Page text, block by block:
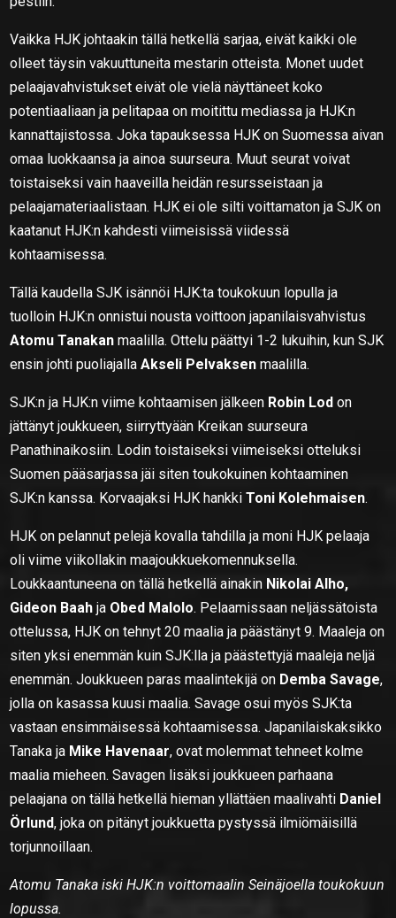
Vaikka HJK johtaakin tällä hetkellä sarjaa, eivät kaikki ole
olleet täysin vakuuttuneita mestarin otteista. Monet uudet
pelaajavahvistukset eivät ole vielä näyttäneet koko
potentiaaliaan ja pelitapaa on moitittu mediassa ja HJK:n
kannattajistossa. Joka tapauksessa HJK on Suomessa aivan
omaa luokkaansa ja ainoa suurseura. Muut seurat voivat
toistaiseksi vain haaveilla heidän resursseistaan ja
pelaajamateriaalistaan. HJK ei ole silti voittamaton ja SJK on
kaatanut HJK:n kahdesti viimeisissä viidessä
kohtaamisessa.
Tällä kaudella SJK isännöi HJK:ta toukokuun lopulla ja
tuolloin HJK:n onnistui nousta voittoon japanilaisvahvistus
Atomu Tanakan maalilla. Ottelu päättyi 1-2 lukuihin, kun SJK
ensin johti puoliajallaAkseli Pelvaksen maalilla.
SJK:n ja HJK:n viime kohtaamisen jälkeen Robin Lod on
jättänyt joukkueen, siirryttyään Kreikan suurseura
Panathinaikosiin. Lodin toistaiseksi viimeiseksi otteluksi
Suomen pääsarjassa jäi siten toukokuinen kohtaaminen
SJK:n kanssa. Korvaajaksi HJK hankkiToni Kolehmaisen.
HJK on pelannut pelejä kovalla tahdilla ja moni HJK pelaaja
oli viime viikollakin maajoukkuekomennuksella.
Loukkaantuneena on tällä hetkellä ainakin Nikolai Alho,
Gideon Baah ja Obed Malolo. Pelaamissaan neljässätoista
ottelussa, HJK on tehnyt 20 maalia ja päästänyt 9. Maaleja on
siten yksi enemmän kuin SJK:lla ja päästettyjä maaleja neljä
enemmän. Joukkueen paras maalintekijä on Demba Savage,
jolla on kasassa kuusi maalia. Savage osui myös SJK:ta
vastaan ensimmäisessä kohtaamisessa. Japanilaiskaksikko
Tanaka ja Mike Havenaar, ovat molemmat tehneet kolme
maalia mieheen. Savagen lisäksi joukkueen parhaana
pelaajana on tällä hetkellä hieman yllättäen maalivahti Daniel
Örlund, joka on pitänyt joukkuetta pystyssä ilmiömäisillä
torjunnoillaan.
Atomu Tanaka iski HJK:n voittomaalin Seinäjoella toukokuun
lopussa.